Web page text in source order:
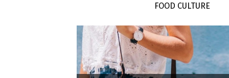
FOOD CULTURE